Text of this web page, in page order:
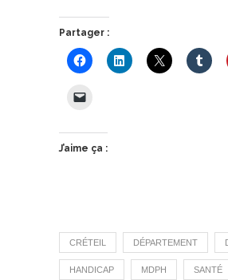
Partager :
J’aime ça :
CRÉTEIL DÉPARTEMENT
HANDICAP MDPH SANTÉ